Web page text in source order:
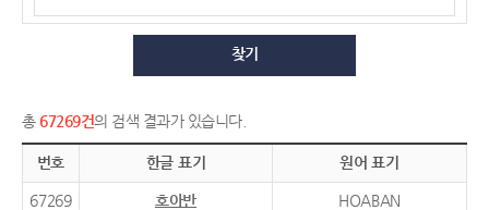
찾기
총 67269건의 검색 결과가 있습니다.
번호 한글 표기 원어 표기
67269 호아반 HOABAN